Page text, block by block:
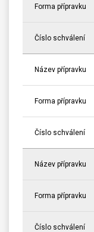
Forma přípravku
Číslo schválení
Název přípravku
Forma přípravku
Číslo schválení
Název přípravku
Forma přípravku
Číslo schválení